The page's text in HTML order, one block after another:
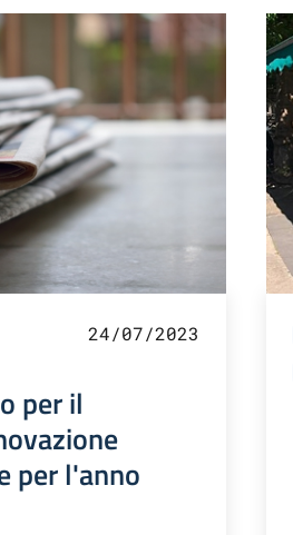
24/07/2023
per il
per l'anno